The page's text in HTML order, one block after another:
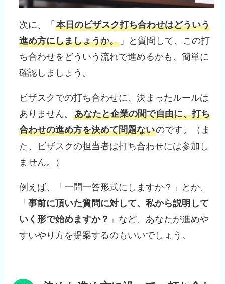
次に、「本日のビザスク打ち合わせはどういう
進め方にしましょうか。 」と質問して、この打
ち合わせをどういう流れで進めるかも、簡単に
確認しましょう。
ビザスクでの打ち合わせに、決まったルールは
ありません。あなたと企業の間で自由に、打ち
合わせの進め方を決めて問題ないのです。（ま
た、ビザスクの担当者は打ち合わせには参加し
ません。）
例えば、「一問一答形式にしますか？」とか、
「事前に頂いた質問に対して、私から説明して
いく形で始めますか？ 」など、あなたが進めや
すいやり方を提案するのもいいでしょう。